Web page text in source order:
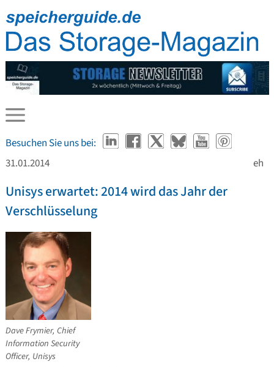
Besuchen Sie uns bei:
31.01.2014
eh
Unisys erwartet: 2014 wird das Jahr der
Verschlüsselung
Dave Frymier, Chief
Information Security
Officer, Unisys